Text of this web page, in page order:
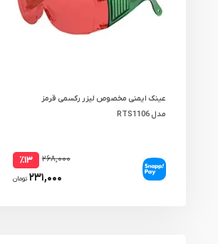
عینک ایمنی مخصوص لیزر رکسمی قرمز
مدل RTS1106
۲۶۸,۰۰۰ ٪۱۳
۲۳۱,۰۰۰ تومان